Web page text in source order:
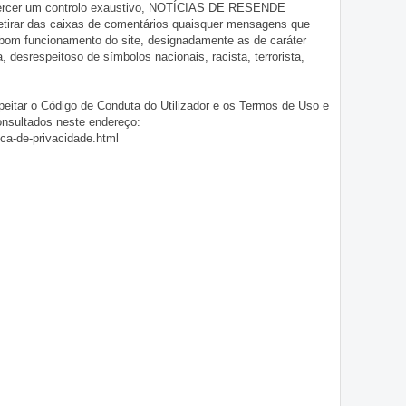
um controlo exaustivo, NOTÍCIAS DE RESENDE
das caixas de comentários quaisquer mensagens que
funcionamento do site, designadamente as de caráter
desrespeitoso de símbolos nacionais, racista, terrorista,
o Código de Conduta do Utilizador e os Termos de Uso e
neste endereço:
de-privacidade.html